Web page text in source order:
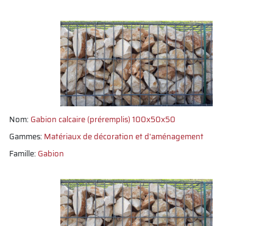
Nom: Gabion calcaire (préremplis) 100x50x50
Gammes: Matériaux de décoration et d'aménagement
Famille: Gabion